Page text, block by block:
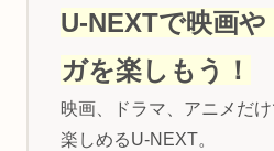
U-NEXTで映画
ガを楽しもう！
映画、ドラマ、アニメだ
楽しめるU-NEXT。